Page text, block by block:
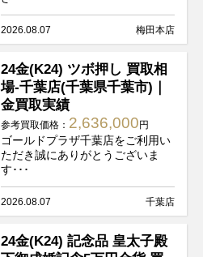
2026.08.07 梅田本店
24金(K24) ツボ押し 買取相
場-千葉店(千葉県千葉市)｜
金買取実績
参考買取価格： 2,636,000 円
ゴールドプラザ千葉店をご利用い
ただき誠にありがとうございま
す･･･
2026.08.07 千葉店
24金(K24) 記念品 皇太子殿